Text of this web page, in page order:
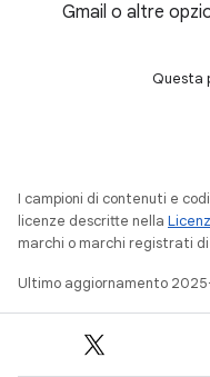
Gmail o altre
Questa
I campioni di contenuti e
licenze descritte nella
marchi o marchi registrati
Ultimo aggiornamento